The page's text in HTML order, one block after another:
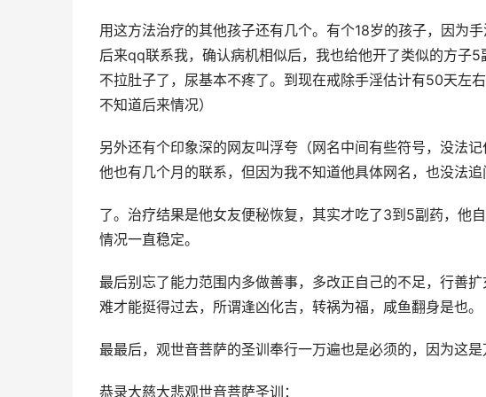
用这方法治疗的其他孩子还有几个。有个18岁的孩子，因为
后来qq联系我，确认病机相似后，我也给他开了类似的方子
不拉肚子了，尿基本不疼了。到现在戒除手淫估计有50天左
不知道后来情况）
另外还有个印象深的网友叫浮夸（网名中间有些符号，没法
他也有几个月的联系，但因为我不知道他具体网名，也没法追
了。治疗结果是他女友便秘恢复，其实才吃了3到5副药，他
情况一直稳定。
最后别忘了能力范围内多做善事，多改正自己的不足，行善
难才能挺得过去，所谓逢凶化吉，转祸为福，咸鱼翻身是也。
最最后，观世音菩萨的圣训奉行一万遍也是必须的，因为这是
恭录大慈大悲观世音菩萨圣训：